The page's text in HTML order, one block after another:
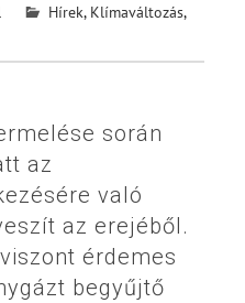
Hírek, Klímaváltozás,
során
az
való
az erejéből.
érdemes
begyűjtő